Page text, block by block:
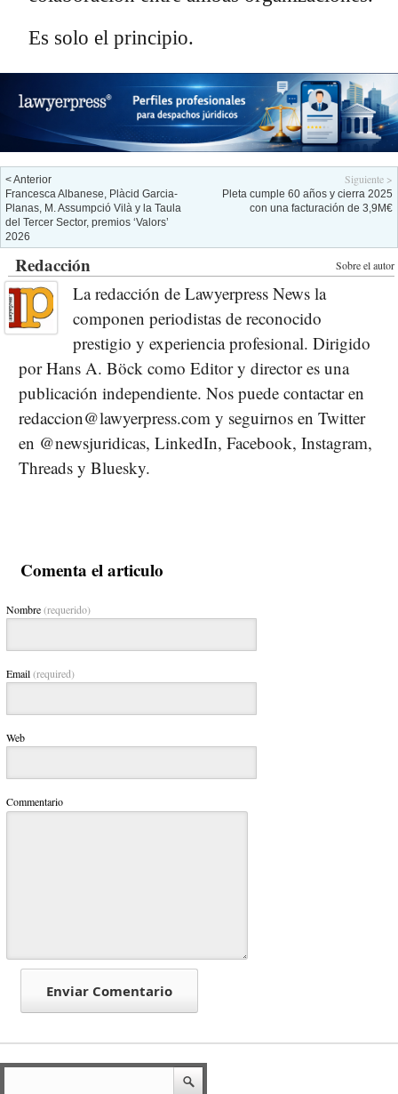
Es solo el principio.
< Anterior
Francesca Albanese, Plàcid Garcia-
Planas, M. Assumpció Vilà y la Taula
del Tercer Sector, premios ‘Valors’
2026
Siguiente >
Pleta cumple 60 años y cierra 2025
con una facturación de 3,9M€
Sobre el autor
Redacción
La redacción de Lawyerpress News la
componen periodistas de reconocido
prestigio y experiencia profesional. Dirigido
por Hans A. Böck como Editor y director es una
publicación independiente. Nos puede contactar en
redaccion@lawyerpress.com y seguirnos en Twitter
en @newsjuridicas, LinkedIn, Facebook, Instagram,
Threads y Bluesky.
Comenta el articulo
Nombre(requerido)
Email(required)
Web
Commentario